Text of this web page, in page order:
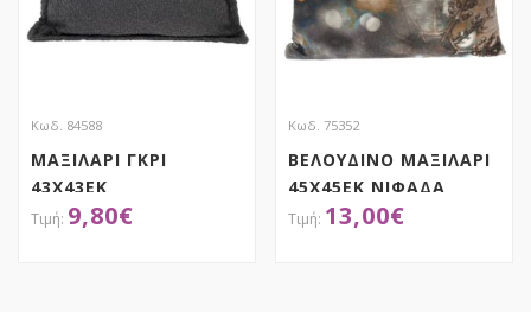
Κωδ. 84588
ΜΑΞΙΛΑΡΙ ΓΚΡΙ
43X43EK
9,80€
Κωδ. 75352
ΒΕΛΟΥΔΙΝΟ ΜΑΞΙΛΑΡΙ
45Χ45ΕΚ ΝΙΦΑΔΑ
ΒΑΜΒΑΚΕΡΟ ΜΕ
13,00€